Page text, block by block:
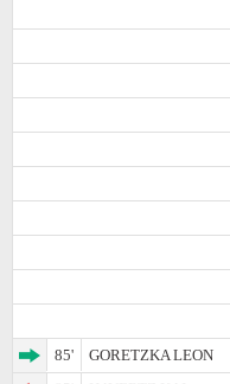
85'
GORETZKA LEON